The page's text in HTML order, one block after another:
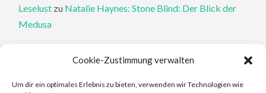
Cookie-Zustimmung verwalten
Um dir ein optimales Erlebnis zu bieten, verwenden wir Technologien wie
Leselust zu Natalie Haynes: Stone Blind: Der Blick der
Medusa
Philippa Perry: Die Therapeutin und ihre Mörder: Dr. Pat
Philippa Perry: Das Buch, von dem du dir wünschst, deine